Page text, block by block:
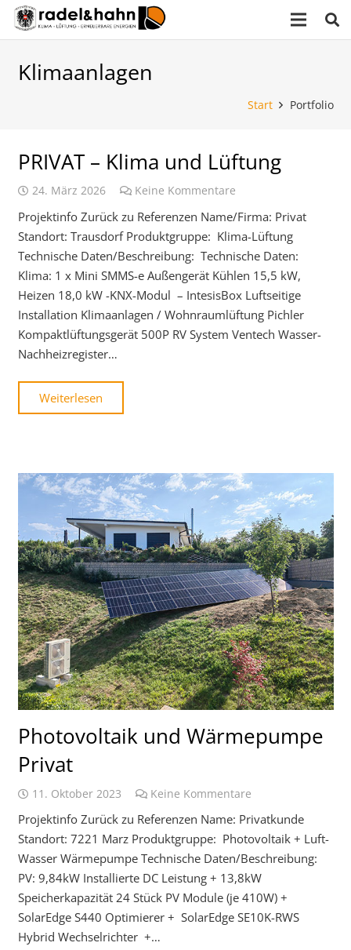
Klimaanlagen
Start Portfolio
PRIVAT – Klima und Lüftung
24. März 2026 Keine Kommentare
Projektinfo Zurück zu Referenzen Name/Firma: Privat
Standort: Trausdorf Produktgruppe: Klima-Lüftung
Technische Daten/Beschreibung: Technische Daten:
Klima: 1 x Mini SMMS-e Außengerät Kühlen 15,5 kW,
Heizen 18,0 kW -KNX-Modul – IntesisBox Luftseitige
Installation Klimaanlagen / Wohnraumlüftung Pichler
Kompaktlüftungsgerät 500P RV System Ventech Wasser-
Nachheizregister…
Weiterlesen
Photovoltaik und Wärmepumpe
Privat
11. Oktober 2023 Keine Kommentare
Projektinfo Zurück zu Referenzen Name: Privatkunde
Standort: 7221 Marz Produktgruppe: Photovoltaik + Luft-
Wasser Wärmepumpe Technische Daten/Beschreibung:
PV: 9,84kW Installierte DC Leistung + 13,8kW
Speicherkapazität 24 Stück PV Module (je 410W) +
SolarEdge S440 Optimierer + SolarEdge SE10K-RWS
Hybrid Wechselrichter +…